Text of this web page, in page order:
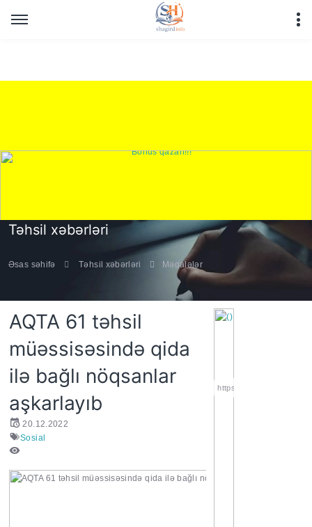
Warning
: Undefined array key "HTTP_REFERER" in
/home/shagirdinfo/public_html/articles/article_main_file.php
Təhsil xəbərləri
Əsas səhifə Təhsil xəbərləri Məqalələr
AQTA 61 təhsil
müəssisəsində qida
ilə bağlı nöqsanlar
aşkarlayıb
20.12.2022
Sosial
https://wa.me/